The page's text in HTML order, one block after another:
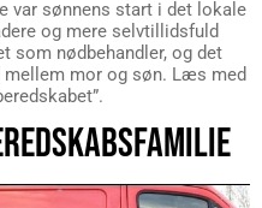
var sønnens start i det lokale
og mere selvtillidsfuld
som nødbehandler, og det
mor og søn. Læs med